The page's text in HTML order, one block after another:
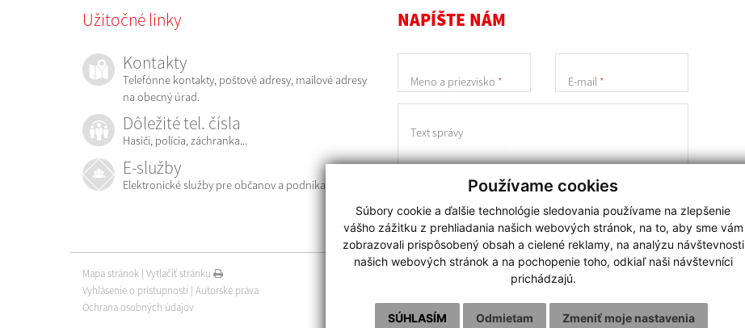
Používame cookies
Súbory cookie a ďalšie technológie sledovania používame na zlepšenie
vášho zážitku z prehliadania našich webových stránok, na to, aby sme vám
zobrazovali prispôsobený obsah a cielené reklamy, na analýzu návštevnosti
našich webových stránok a na pochopenie toho, odkiaľ naši návštevníci
prichádzajú.
SÚHLASÍM Odmietam Zmeniť moje nastavenia
NAPÍŠTE NÁM
Meno a priezvisko * E-mail *
Text správy
* Oboznámil som sa sospracúvaním osobných údajov
ODOSLAŤ SPRÁVU
Užitočné linky
Kontakty
Telefónne kontakty, poštové adresy, mailové adresy
na obecný úrad.
Dôležité tel. čísla
Hasiči, polícia, záchranka...
E-služby
Elektronické služby pre občanov a podnikateľov
Posledná aktualizácia:
Mapa stránok Vytlačiť stránku
Vyhlásenie o prístupnosti Autorské práva
Ochrana osobných údajov